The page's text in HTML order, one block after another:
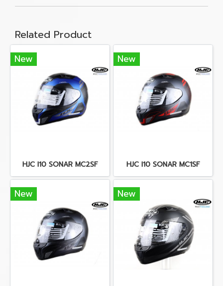
Related Product
New
HJC I10 SONAR MC2SF
New
HJC I10 SONAR MC1SF
New New